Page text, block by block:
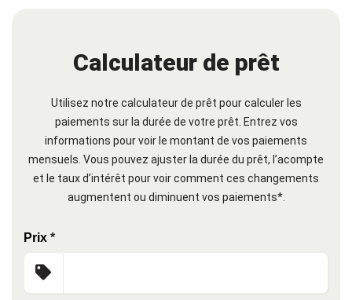
Calculateur de prêt
Utilisez notre calculateur de prêt pour calculer les
paiements sur la durée de votre prêt. Entrez vos
informations pour voir le montant de vos paiements
mensuels. Vous pouvez ajuster la durée du prêt, l’acompte
et le taux d’intérêt pour voir comment ces changements
augmentent ou diminuent vos paiements*.
Prix *